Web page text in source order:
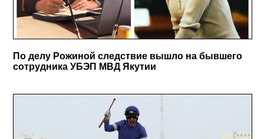
По делу Рожиной следствие вышло на бывшего
сотрудника УБЭП МВД Якутии